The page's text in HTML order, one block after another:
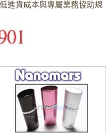
進貨成本與專屬業務協助規